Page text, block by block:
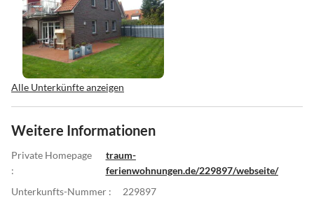
Alle Unterkünfte anzeigen
Weitere Informationen
Private Homepage
:
traum-
ferienwohnungen.de/229897/webseite/
Unterkunfts-Nummer :
229897